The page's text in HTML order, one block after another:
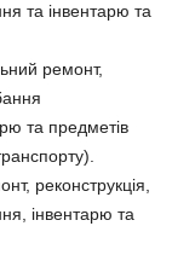
та інвентарю та
ремонт,
та предметів
реконструкція,
інвентарю та